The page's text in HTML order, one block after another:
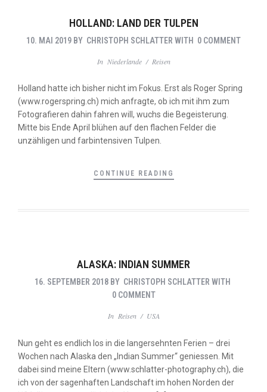
HOLLAND: LAND DER TULPEN
10. MAI 2019 BY CHRISTOPH SCHLATTER WITH 0 COMMENT
In Niederlande/ Reisen
Holland hatte ich bisher nicht im Fokus. Erst als Roger Spring
(www.rogerspring.ch) mich anfragte, ob ich mit ihm zum
Fotografieren dahin fahren will, wuchs die Begeisterung.
Mitte bis Ende April blühen auf den flachen Felder die
unzähligen und farbintensiven Tulpen.
CONTINUE READING
ALASKA: INDIAN SUMMER
16. SEPTEMBER 2018 BY CHRISTOPH SCHLATTER WITH
0 COMMENT
In Reisen/ USA
Nun geht es endlich los in die langersehnten Ferien – drei
Wochen nach Alaska den „Indian Summer“ geniessen. Mit
dabei sind meine Eltern (www.schlatter-photography.ch), die
ich von der sagenhaften Landschaft im hohen Norden der